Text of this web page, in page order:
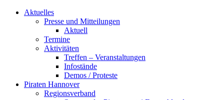
Aktuelles
Presse und Mitteilungen
Aktuell
Termine
Aktivitäten
Treffen – Veranstaltungen
Infostände
Demos / Proteste
Piraten Hannover
Regionsverband